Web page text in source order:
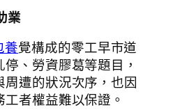
業
養覺構成的零工早市道
、勞資膠葛等題目，
遭的狀況次序，也因
者權益難以保證。